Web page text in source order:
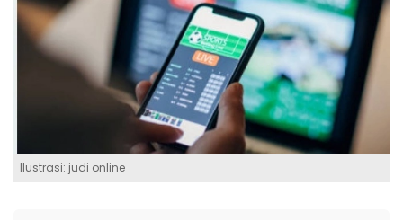
Ilustrasi: judi online